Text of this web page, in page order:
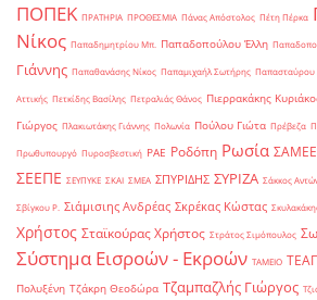
ΠΟΠΕΚ ΠΡΑΤΗΡΙΑ ΠΡΟΘΕΣΜΙΑ Πάνας Απόστολος Πέτη Πέρκα
Νίκος Παπαδημητρίου Μπ. Παπαδοπούλου Έλλη
Γιάννης Παπαθανάσης Νίκος Παπαμιχαήλ Σωτήρης Παπασταύρου
Αττικής Πετκίδης Βασίλης Πετραλιάς Θάνος Πιερρακάκης
Γιώργος Πλακιωτάκης Γιάννης Πολωνία Πούλου Γιώτα Πρέβεζα
Πρωθυπουργό Πυροσβεστική ΡΑΕ Ροδόπη Ρωσία ΣΑΜΕΕ
ΣΕΕΠΕ ΣΕΥΠΥΚΕ ΣΚΑΙ ΣΜΕΑ ΣΠΥΡΙΔΗΣ ΣΥΡΙΖΑ Σάκκος
Σβίγκου Ρ. Σιάμισιης Ανδρέας Σκρέκας Κώστας
Χρήστος Σταϊκούρας Χρήστος Στράτος Σιμόπουλος
Σύστημα Εισροών - Εκροών ΤΑΜΕΙΟ
Πολυξένη Τζάκρη Θεοδώρα Τζαμπαζλής Γιώργος